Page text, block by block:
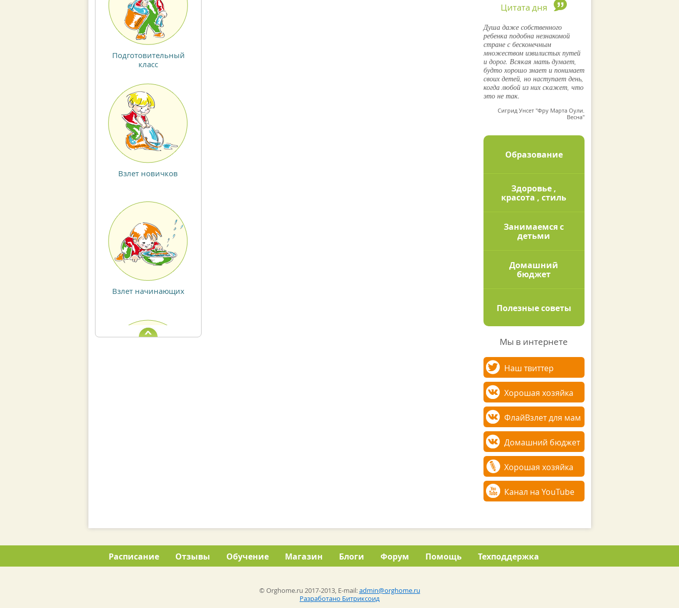
выпускников
Цитата дня
Душа даже собственного
ребенка подобна незнакомой
стране с бесконечным
множеством извилистых путей
и дорог. Всякая мать думает,
будто хорошо знает и понимает
своих детей, но наступает день,
когда любой из них скажет, что
это не так.
Сигрид Унсет "Фру Марта Оули.
Весна"
Образование
Здоровье ,
красота , стиль
Занимаемся с
детьми
Домашний
бюджет
Полезные советы
Мы в интернете
Наш твиттер
Хорошая хозяйка
ФлайВзлет для мам
Домашний бюджет
Хорошая хозяйка
Канал на YouTube
Расписание Отзывы Обучение Магазин Блоги Форум Помощь Техподдержка
© Orghome.ru 2017-2013, E-mail:admin@orghome.ru
Разработано Битриксоид